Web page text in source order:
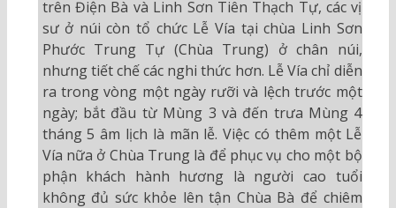
trên Điện Bà và Linh Sơn Tiên Thạch Tự, các vị
sư ở núi còn tổ chức Lễ Vía tại chùa Linh Sơn
Phước Trung Tự (Chùa Trung) ở chân núi,
nhưng tiết chế các nghi thức hơn. Lễ Vía chỉ diễn
ra trong vòng một ngày rưỡi và lệch trước một
ngày; bắt đầu từ Mùng 3 và đến trưa Mùng 4
tháng 5 âm lịch là mãn lễ. Việc có thêm một Lễ
Vía nữa ở Chùa Trung là để phục vụ cho một bộ
phận khách hành hương là người cao tuổi
không đủ sức khỏe lên tận Chùa Bà để chiêm